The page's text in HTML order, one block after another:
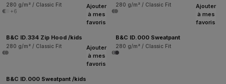
280 g/m² / Classic Fit
+6
280 g/m² / Classic Fit
Ajouter
à mes
favoris
B&C ID.334 Zip Hood /kids
280 g/m² / Classic Fit
Ajouter
à mes
favoris
B&C ID.000 Sweatpant
280 g/m² / Classic Fit
Ajouter
à mes
favoris
B&C ID.000 Sweatpant /kids